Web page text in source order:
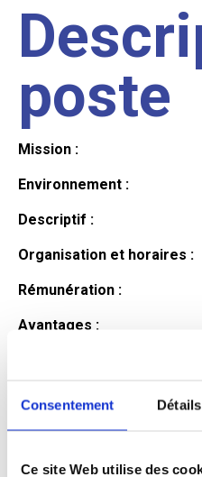
Consentement Détails
Ce site Web utilise des
poste
Mission :
Environnement :
Descriptif :
Organisation et horaires :
Rémunération :
Avantages :
Profil